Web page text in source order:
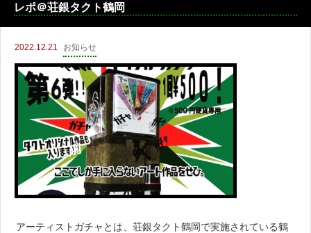
レポ＠荘銀タクト鶴岡
2022.12.21 お知らせ
アーティストガチャとは、荘銀タクト鶴岡で実施されている鶴